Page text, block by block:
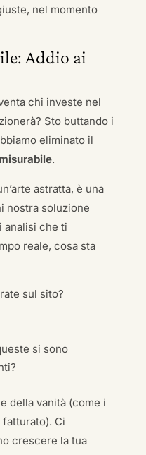
nel momento
Addio ai
chi investe nel
Sto buttando i
eliminato il
.
astratta, è una
nostra soluzione
analisi che ti
reale, cosa sta
sul sito?
si sono
della vanità (come i
fatturato). Ci
crescere la tua